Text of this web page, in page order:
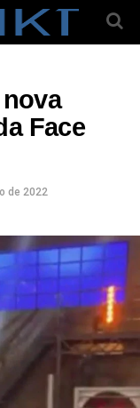
Face
de 2022